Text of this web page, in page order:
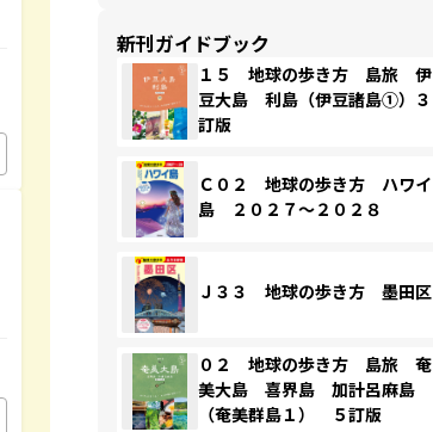
新刊ガイドブック
１５ 地球の歩き方 島旅 伊
豆大島 利島（伊豆諸島①）３
訂版
Ｃ０２ 地球の歩き方 ハワイ
島 ２０２７～２０２８
Ｊ３３ 地球の歩き方 墨田区
０２ 地球の歩き方 島旅 奄
美大島 喜界島 加計呂麻島
（奄美群島１） ５訂版